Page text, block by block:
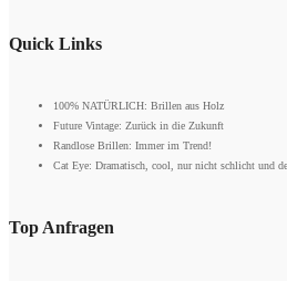
Quick Links
100% NATÜRLICH: Brillen aus Holz
Future Vintage: Zurück in die Zukunft
Randlose Brillen: Immer im Trend!
Cat Eye: Dramatisch, cool, nur nicht schlicht und
Top Anfragen